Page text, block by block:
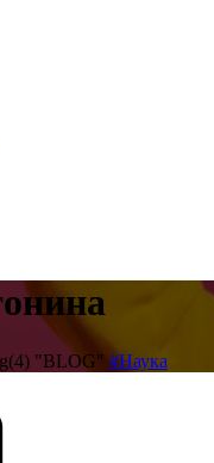
"BLOG" #Наука